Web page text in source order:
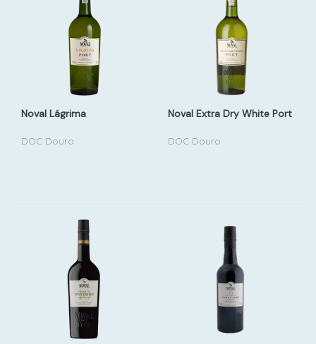
Noval Lágrima
DOC Douro
Noval Extra Dry White Port
DOC Douro